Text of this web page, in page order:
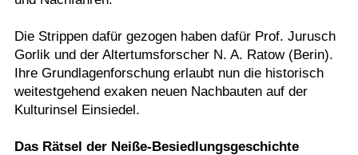
Die Strippen dafür gezogen haben dafür Prof. Jurusch
Gorlik und der Altertumsforscher N. A. Ratow (Berin).
Ihre Grundlagenforschung erlaubt nun die historisch
weitestgehend exaken neuen Nachbauten auf der
Kulturinsel Einsiedel.
Das Rätsel der Neiße-Besiedlungsgeschichte